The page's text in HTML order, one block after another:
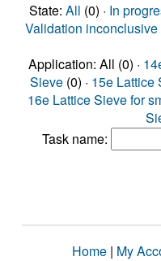
State: All (0) · In
Validation inconclusive
Application: All (0) ·
Sieve (0) · 15e Lattice
16e Lattice Sieve for
Task name:
Home | My